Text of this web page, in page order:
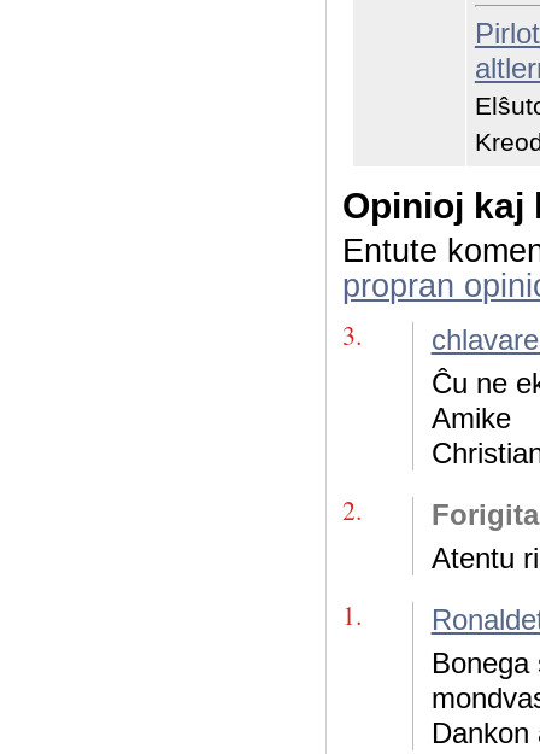
Opinioj kaj
Entute
propran
3.
Ĉu ne
Amike
2.
Atentu
1.
Bonega
Dankon